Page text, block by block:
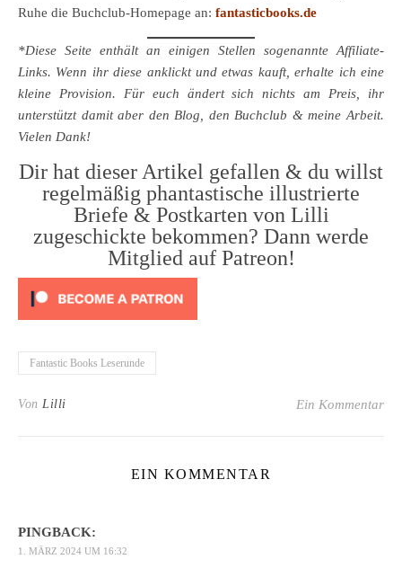
Ruhe die Buchclub-Homepage an: fantasticbooks.de
*Diese Seite enthält an einigen Stellen sogenannte Affiliate-
Links. Wenn ihr diese anklickt und etwas kauft, erhalte ich eine
kleine Provision. Für euch ändert sich nichts am Preis, ihr
unterstützt damit aber den Blog, den Buchclub & meine Arbeit.
Vielen Dank!
Dir hat dieser Artikel gefallen & du willst
regelmäßig phantastische illustrierte
Briefe & Postkarten von Lilli
zugeschickte bekommen? Dann werde
Mitglied auf Patreon!
Fantastic Books Leserunde
Von Lilli Ein Kommentar
EIN KOMMENTAR
PINGBACK:
1. MÄRZ 2024 UM 16:32